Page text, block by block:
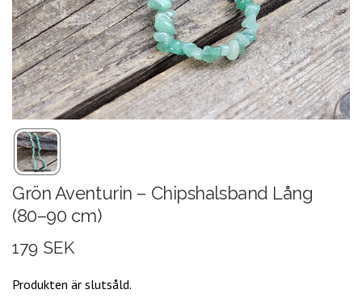
Grön Aventurin – Chipshalsband Lång
(80–90 cm)
179 SEK
Produkten är slutsåld.